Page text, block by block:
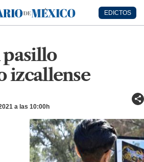
EDICTOS
izcallense
a las 10:00h